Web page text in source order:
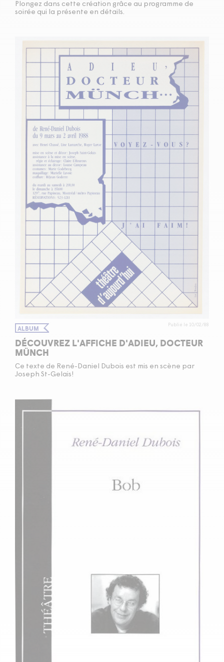
Plongez dans cette création grâce au programme de
soirée qui la présente en détails.
ALBUM Publié le 10/02/88
DÉCOUVREZ L'AFFICHE D'ADIEU, DOCTEUR
MÜNCH
Ce texte de René-Daniel Dubois est mis en scène par
Joseph St-Gelais!